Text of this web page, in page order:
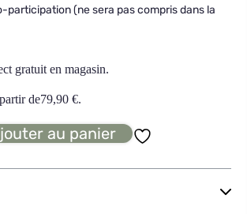
participation (ne sera pas compris dans la
gratuit en magasin.
de79,90 €.
au panier